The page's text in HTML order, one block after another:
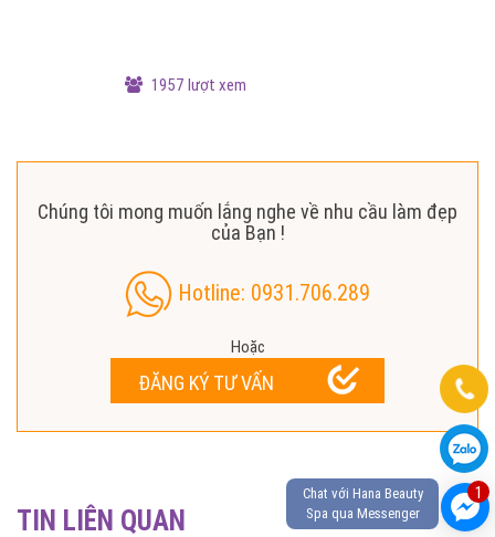
1957 lượt xem
Chúng tôi mong muốn lắng nghe về nhu cầu làm đẹp
của Bạn !
Hotline: 0931.706.289
Hoặc
ĐĂNG KÝ TƯ VẤN
TIN LIÊN QUAN
1
Chat với Hana Beauty
Spa qua Messenger